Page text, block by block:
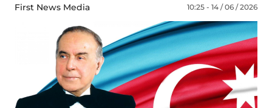
First News Media 10:25 - 14 / 06 / 2026